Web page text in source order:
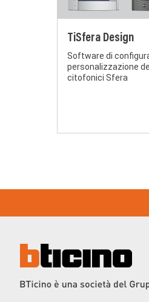
TiSfera Design
Software di
personalizzazione
citofonici Sfera